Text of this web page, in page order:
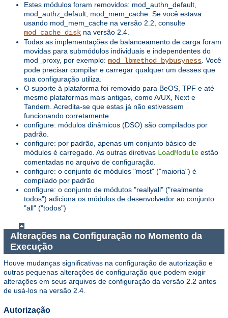
Estes módulos foram removidos: mod_authn_default,
mod_authz_default, mod_mem_cache. Se você estava
usando mod_mem_cache na versão 2.2, consulte
mod_cache_disk na versão 2.4.
Todas as implementações de balanceamento de carga foram
movidas para submódulos individuais e independentes do
mod_proxy, por exemplo: mod_lbmethod_bybusyness . Você
pode precisar compilar e carregar qualquer um desses que
sua configuração utiliza.
O suporte à plataforma foi removido para BeOS, TPF e até
mesmo plataformas mais antigas, como A/UX, Next e
Tandem. Acredita-se que estas já não estivessem
funcionando corretamente.
configure: módulos dinâmicos (DSO) são compilados por
padrão.
configure: por padrão, apenas um conjunto básico de
módulos é carregado. As outras diretivas LoadModule estão
comentadas no arquivo de configuração.
configure: o conjunto de módulos "most" ("maioria") é
compilado por padrão
configure: o conjunto de módutos "reallyall" ("realmente
todos") adiciona os módulos de desenvolvedor ao conjunto
"all" ("todos")
Alterações na Configuração no Momento da
Execução
Houve mudanças significativas na configuração de autorização e
outras pequenas alterações de configuração que podem exigir
alterações em seus arquivos de configuração da versão 2.2 antes
de usá-los na versão 2.4.
Autorização